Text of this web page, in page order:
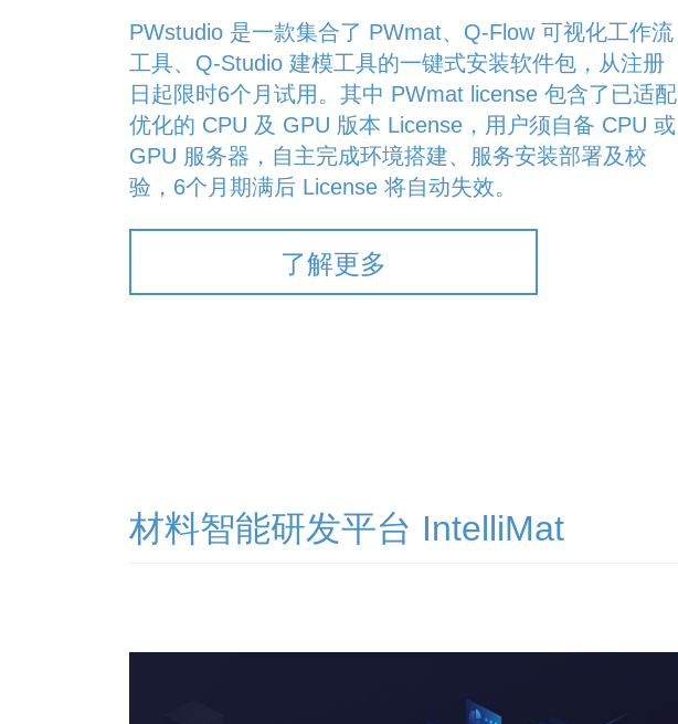
PWstudio 是一款集合了 PWmat、Q-Flow 可视化工作流
工具、Q-Studio 建模工具的一键式安装软件包，从注册
日起限时6个月试用。其中 PWmat license 包含了已适配
优化的 CPU 及 GPU 版本 License，用户须自备 CPU 或
GPU 服务器，自主完成环境搭建、服务安装部署及校
验，6个月期满后 License 将自动失效。
了解更多
材料智能研发平台 IntelliMat